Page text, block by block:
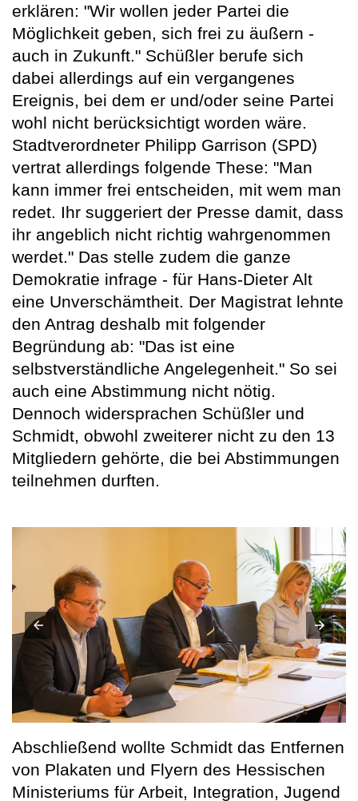
erklären: "Wir wollen jeder Partei die
Möglichkeit geben, sich frei zu äußern -
auch in Zukunft." Schüßler berufe sich
dabei allerdings auf ein vergangenes
Ereignis, bei dem er und/oder seine Partei
wohl nicht berücksichtigt worden wäre.
Stadtverordneter Philipp Garrison (SPD)
vertrat allerdings folgende These: "Man
kann immer frei entscheiden, mit wem man
redet. Ihr suggeriert der Presse damit, dass
ihr angeblich nicht richtig wahrgenommen
werdet." Das stelle zudem die ganze
Demokratie infrage - für Hans-Dieter Alt
eine Unverschämtheit. Der Magistrat lehnte
den Antrag deshalb mit folgender
Begründung ab: "Das ist eine
selbstverständliche Angelegenheit." So sei
auch eine Abstimmung nicht nötig.
Dennoch widersprachen Schüßler und
Schmidt, obwohl zweiterer nicht zu den 13
Mitgliedern gehörte, die bei Abstimmungen
teilnehmen durften.
Abschließend wollte Schmidt das Entfernen
von Plakaten und Flyern des Hessischen
Ministeriums für Arbeit, Integration, Jugend